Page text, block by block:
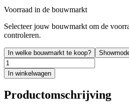
Voorraad in de bouwmarkt
Selecteer jouw bouwmarkt om de
controleren.
In welke bouwmarkt te koop?
In winkelwagen
Productomschrijving